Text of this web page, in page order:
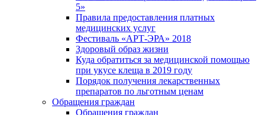
5»
Правила предоставления платных
медицинских услуг
Фестиваль «АРТ-ЭРА» 2018
Здоровый образ жизни
Куда обратиться за медицинской помощью
при укусе клеща в 2019 году
Порядок получения лекарственных
препаратов по льготным ценам
Обращения граждан
Обращения граждан